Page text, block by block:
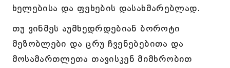
ხელებისა და ფეხების დასახმარებლად.
თუ ვინმეს აუმხედრდებიან ბოროტი
მეზობლები და ცრუ ჩვენებებითა და
მოსამართლეთა თავისკენ მიმხრობით